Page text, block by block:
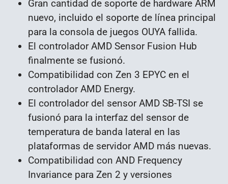
Gran cantidad de soporte de hardware ARM
nuevo, incluido el soporte de línea principal
para la consola de juegos OUYA fallida.
El controlador AMD Sensor Fusion Hub
finalmente se fusionó.
Compatibilidad con Zen 3 EPYC en el
controlador AMD Energy.
El controlador del sensor AMD SB-TSI se
fusionó para la interfaz del sensor de
temperatura de banda lateral en las
plataformas de servidor AMD más nuevas.
Compatibilidad con AND Frequency
Invariance para Zen 2 y versiones